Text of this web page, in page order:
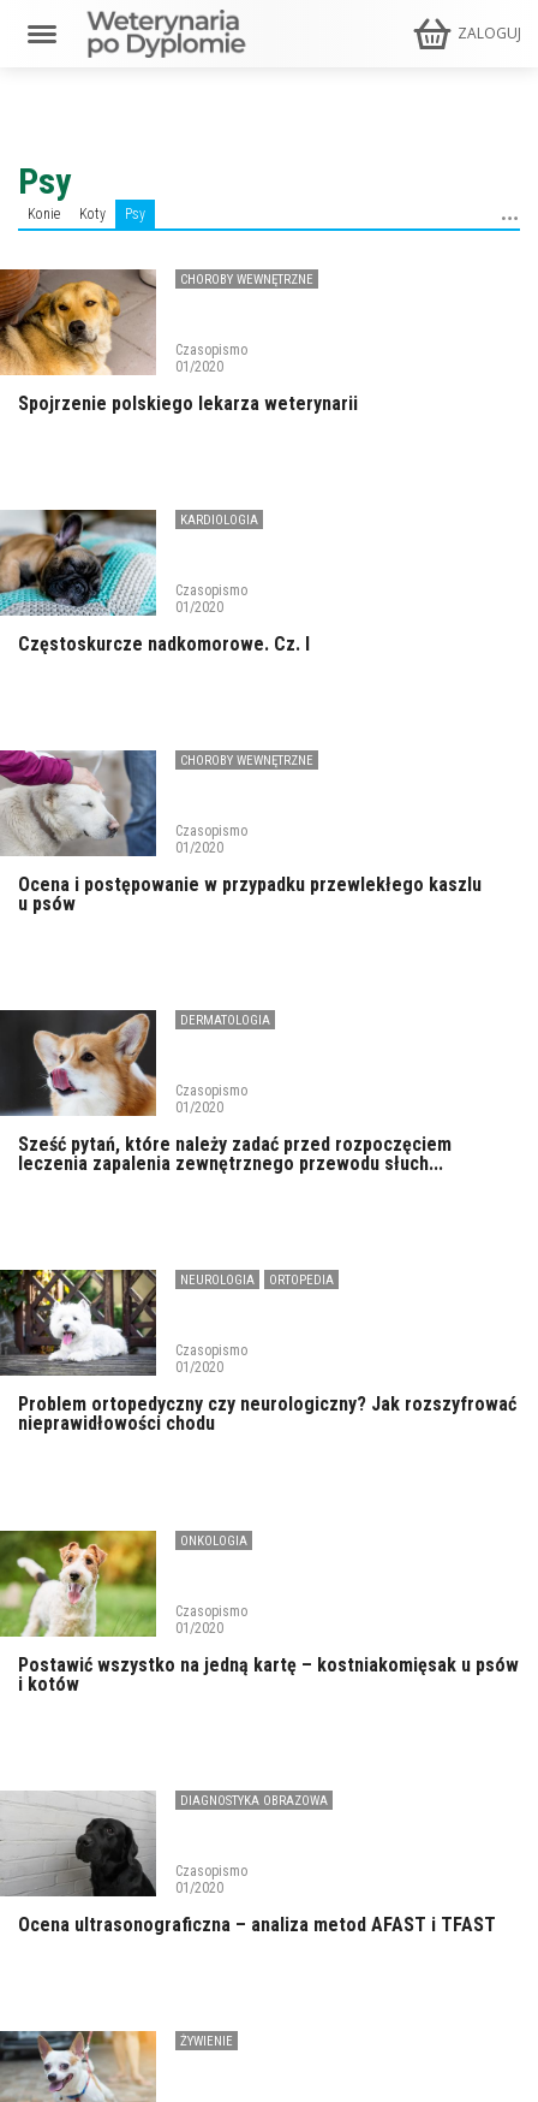
ZALOGUJ
Psy
Konie Koty Psy
CHOROBY WEWNĘTRZNE
Czasopismo
01/2020
Spojrzenie polskiego lekarza weterynarii
KARDIOLOGIA
Czasopismo
01/2020
Częstoskurcze nadkomorowe. Cz. I
CHOROBY WEWNĘTRZNE
Czasopismo
01/2020
Ocena i postępowanie w przypadku przewlekłego kaszlu
u psów
DERMATOLOGIA
Czasopismo
01/2020
Sześć pytań, które należy zadać przed rozpoczęciem
leczenia zapalenia zewnętrznego przewodu słuch...
NEUROLOGIA ORTOPEDIA
Czasopismo
01/2020
Problem ortopedyczny czy neurologiczny? Jak rozszyfrować
nieprawidłowości chodu
ONKOLOGIA
Czasopismo
01/2020
Postawić wszystko na jedną kartę – kostniakomięsak u psów
i kotów
DIAGNOSTYKA OBRAZOWA
Czasopismo
01/2020
Ocena ultrasonograficzna – analiza metod AFAST i TFAST
ŻYWIENIE